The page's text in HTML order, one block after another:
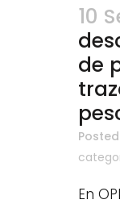
10
de
En